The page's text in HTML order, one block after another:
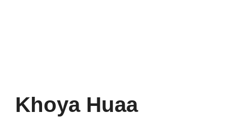
Khoya Huaa